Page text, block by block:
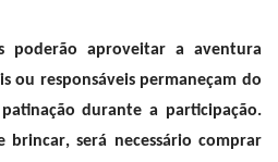
poderão aproveitar a aventura
ou responsáveis permaneçam do
durante a participação.
brincar, será necessário comprar